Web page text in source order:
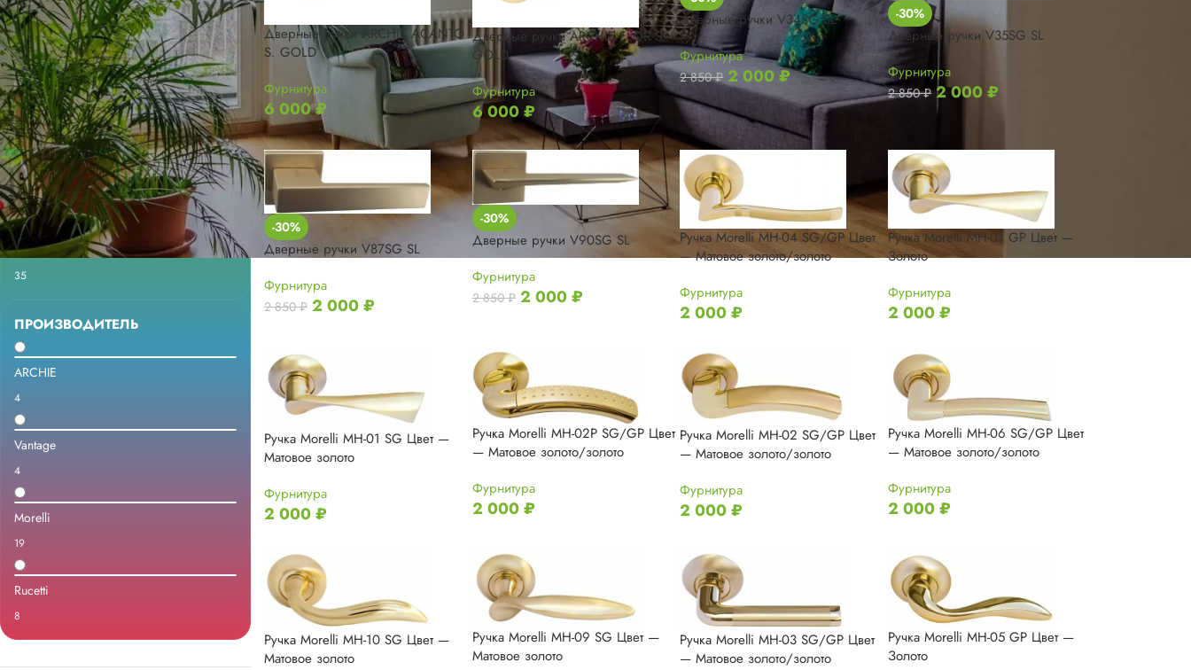
ФИЛЬТРАЦИЯ
ЦВЕТ
Белый W
2
Золото SG
35
ПРОИЗВОДИТЕЛЬ
ARCHIE
4
Vantage
4
Morelli
19
Rucetti
8
Дверные ручки ARCHIE ACANTO
S. GOLD
Фурнитура
6 000₽
Дверные ручки ARCHIE FLOR S.
GOLD
Фурнитура
6 000₽
Дверные ручки V34SG SL
Фурнитура
2 850₽ 2 000₽
-30%
Дверные ручки V35SG SL
Фурнитура
2 850₽ 2 000₽
-30%
Дверные ручки V87SG SL
Фурнитура
2 850₽ 2 000₽
-30%
Дверные ручки V90SG SL
Фурнитура
2 850₽ 2 000₽
Ручка Morelli MH-04 SG/GP Цвет
— Матовое золото/золото
Фурнитура
2 000₽
Ручка Morelli MH-01 GP Цвет —
Золото
Фурнитура
2 000₽
Ручка Morelli MH-01 SG Цвет —
Mатовое золото
Фурнитура
2 000₽
Ручка Morelli MH-02P SG/GP Цвет
— Матовое золото/золото
Фурнитура
2 000₽
Ручка Morelli MH-02 SG/GP Цвет
— Матовое золото/золото
Фурнитура
2 000₽
Ручка Morelli MH-06 SG/GP Цвет
— Матовое золото/золото
Фурнитура
2 000₽
Ручка Morelli MH-10 SG Цвет —
Mатовое золото
Ручка Morelli MH-09 SG Цвет —
Mатовое золото
Ручка Morelli MH-03 SG/GP Цвет
— Матовое золото/золото
Ручка Morelli MH-05 GP Цвет —
Золото